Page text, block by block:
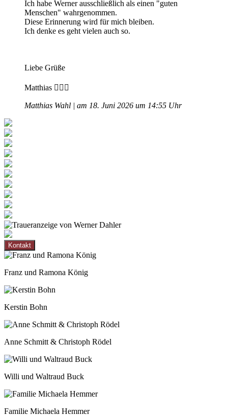
Ich habe Werner ausschließlich als einen "guten
Menschen" wahrgenommen.
Diese Erinnerung wird für mich bleiben.
Ich denke es geht vielen auch so.
Liebe Grüße
Matthias 🙋🏻‍♂️
Matthias Wahl | am 18. Juni 2026 um 14:55 Uhr
Kontakt
Franz und Ramona König
Kerstin Bohn
Anne Schmitt & Christoph Rödel
Willi und Waltraud Buck
Familie Michaela Hemmer